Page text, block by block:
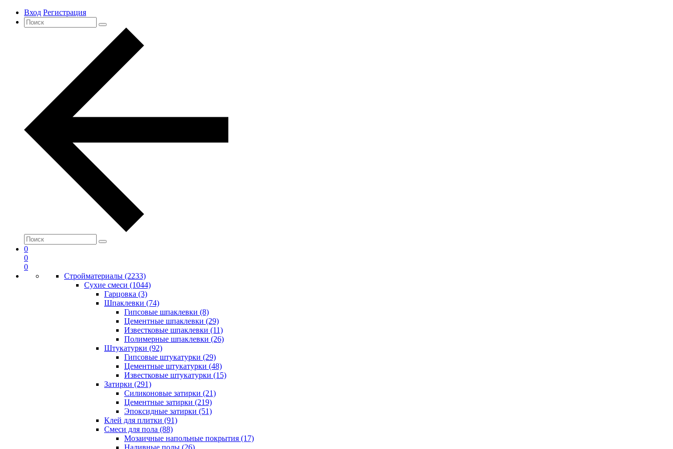
Вход Регистрация
0
0
0
Стройматериалы (2233)
Сухие смеси (1044)
Гарцовка (3)
Шпаклевки (74)
Гипсовые шпаклевки (8)
Цементные шпаклевки (29)
Известковые шпаклевки (11)
Полимерные шпаклевки (26)
Штукатурки (92)
Гипсовые штукатурки (29)
Цементные штукатурки (48)
Известковые штукатурки (15)
Затирки (291)
Силиконовые затирки (21)
Цементные затирки (219)
Эпоксидные затирки (51)
Клей для плитки (91)
Смеси для пола (88)
Мозаичные напольные покрытия (17)
Наливные полы (26)